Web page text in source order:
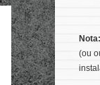
Nota:
(ou